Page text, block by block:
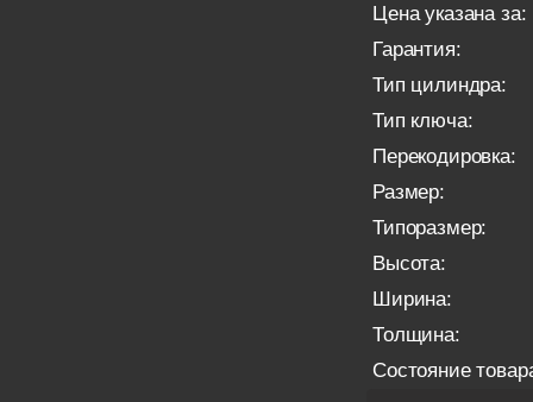
Цена указана за:
Гарантия:
Тип цилиндра:
Тип ключа:
Перекодировка:
Размер:
Типоразмер:
Высота:
Ширина:
Толщина:
Состояние